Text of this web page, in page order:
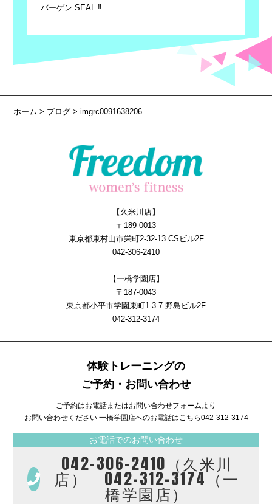
バーゲン SEAL ‼
ホーム> ブログ > imgrc0091638206
【久米川店】
〒189-0013
東京都東村山市栄町2-32-13 CSビル2F
042-306-2410
【一橋学園店】
〒187-0043
東京都小平市学園東町1-3-7 野島ビル2F
042-312-3174
体験トレーニングの
ご予約・お問い合わせ
ご予約はお電話またはお問い合わせフォームより
お問い合わせください 一橋学園店へのお電話はこちら042-312-3174
お電話でのお問い合わせ
042-306-2410（久米川
店） 042-312-3174（一
橋学園店）